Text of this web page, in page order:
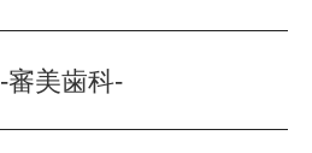
美歯科‐